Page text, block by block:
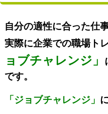
自分の適性に合った仕
実際に企業での職場ト
ョブチャレンジ」
です。
「ジョブチャレンジ」